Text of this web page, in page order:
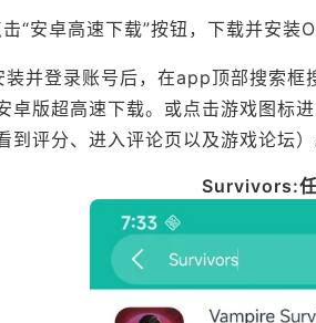
“安卓高速下载”按钮，下载并安装
装并登录账号后，在app顶部搜索框
卓版超高速下载。或点击游戏图标
到评分、进入评论页以及游戏论坛）
Survivors:任